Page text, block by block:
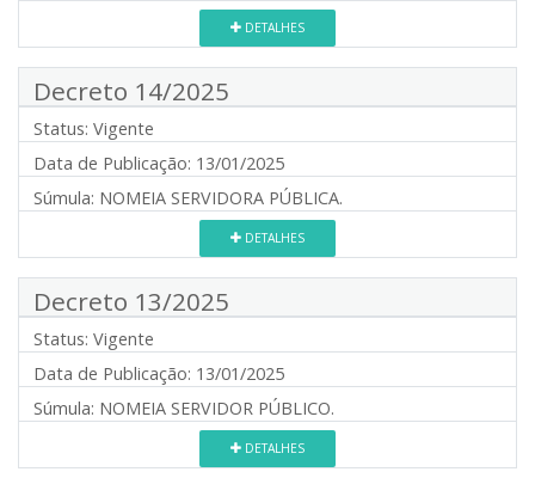
DETALHES
Decreto 14/2025
Status: Vigente
Data de Publicação: 13/01/2025
Súmula: NOMEIA SERVIDORA PÚBLICA.
DETALHES
Decreto 13/2025
Status: Vigente
Data de Publicação: 13/01/2025
Súmula: NOMEIA SERVIDOR PÚBLICO.
DETALHES